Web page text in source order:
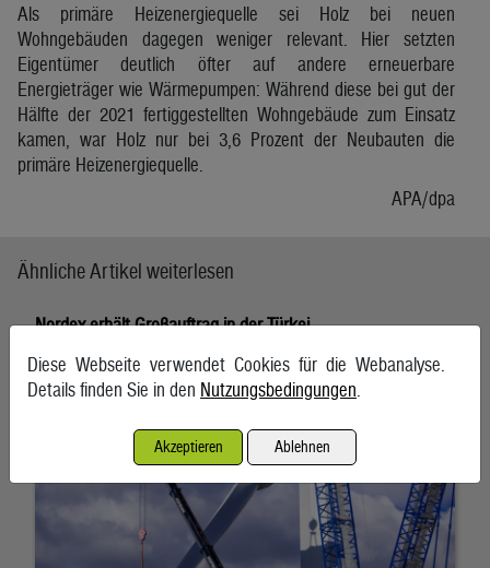
Als primäre Heizenergiequelle sei Holz bei neuen
Wohngebäuden dagegen weniger relevant. Hier setzten
Eigentümer deutlich öfter auf andere erneuerbare
Energieträger wie Wärmepumpen: Während diese bei gut der
Hälfte der 2021 fertiggestellten Wohngebäude zum Einsatz
kamen, war Holz nur bei 3,6 Prozent der Neubauten die
primäre Heizenergiequelle.
APA/dpa
Ähnliche Artikel weiterlesen
Nordex erhält Großauftrag in der Türkei
6. August 2026, Hamburg
Diese Webseite verwendet Cookies für die Webanalyse.
Details finden Sie in den Nutzungsbedingungen.
Akzeptieren Ablehnen